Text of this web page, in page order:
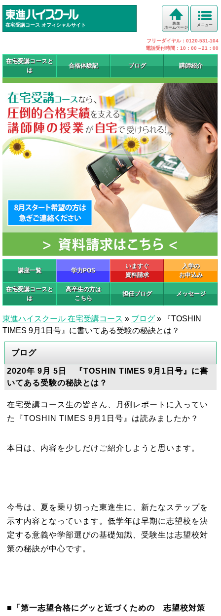
在宅受講コース オフィシャルサイト メニュー
東進
ホームページ
フリーダイヤル：0120-531-104
電話受付時間：10：00～21：00
在宅受講コースと
は
合格体験記 ブログ 講師紹介
講座一覧 学力POS
いますぐ
資料請求
入学の
お申込み
在宅受講コースと
は
高卒生の方は
こちら
担任ブログ メッセージ
東進ハイスクール 在宅受講コース » ブログ »
『TOSHIN
TIMES 9月1日号』に書いてある受験の秘訣とは？
ブログ
2020年 9月 5日 『TOSHIN TIMES 9月1日号』に書
いてある受験の秘訣とは？
在宅受講コース生の皆さん、月例レポートに入ってい
た『TOSHIN TIMES 9月1日号』は読みましたか？
本日は、内容を少しだけご紹介しようと思います。
今号は、夏を乗り切った東進生に、新たなステップを
示す内容となっています。低学年は早期に志望校を決
定する意義や学部選びの基礎知識、受験生は志望校対
策の秘訣が中心です。
■「 第一志望合格にグッと近づくための 志望校対策